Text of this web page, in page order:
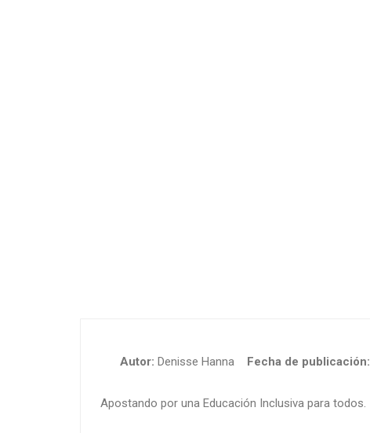
Autor: Denisse Hanna Fecha de publicación:
Apostando por una Educación Inclusiva para todos.